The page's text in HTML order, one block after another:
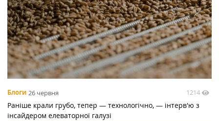
Блоги 26 червня 1214
Раніше крали грубо, тепер — технологічно, — інтерв'ю з
інсайдером елеваторної галузі